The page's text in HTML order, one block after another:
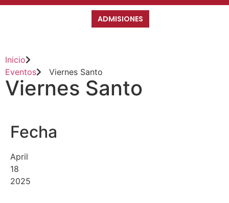
ADMISIONES
Inicio
Eventos
Viernes Santo
Viernes Santo
Fecha
April
18
2025